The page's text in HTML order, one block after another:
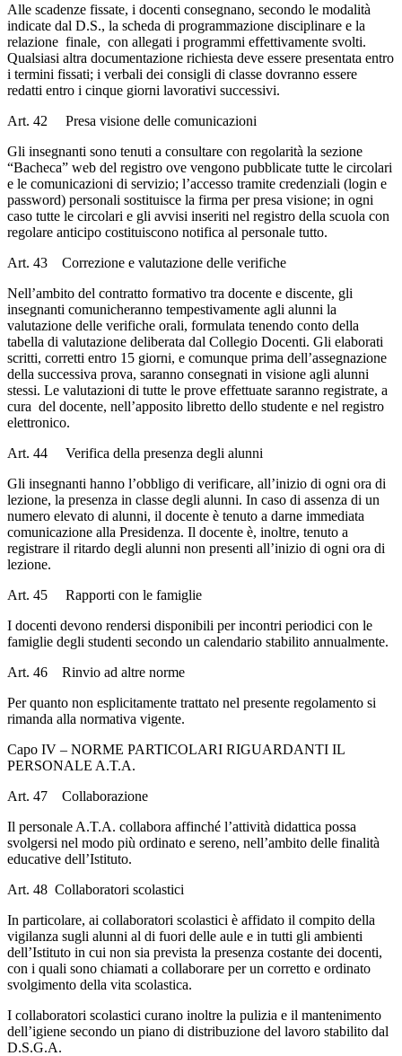
Alle scadenze fissate, i docenti consegnano, secondo le modalità
indicate dal D.S., la scheda di programmazione disciplinare e la
relazione finale, con allegati i programmi effettivamente svolti.
Qualsiasi altra documentazione richiesta deve essere presentata entro
i termini fissati; i verbali dei consigli di classe dovranno essere
redatti entro i cinque giorni lavorativi successivi.
Art. 42 Presa visione delle comunicazioni
Gli insegnanti sono tenuti a consultare con regolarità la sezione
“Bacheca” web del registro ove vengono pubblicate tutte le circolari
e le comunicazioni di servizio; l’accesso tramite credenziali (login e
password) personali sostituisce la firma per presa visione; in ogni
caso tutte le circolari e gli avvisi inseriti nel registro della scuola con
regolare anticipo costituiscono notifica al personale tutto.
Art. 43 Correzione e valutazione delle verifiche
Nell’ambito del contratto formativo tra docente e discente, gli
insegnanti comunicheranno tempestivamente agli alunni la
valutazione delle verifiche orali, formulata tenendo conto della
tabella di valutazione deliberata dal Collegio Docenti. Gli elaborati
scritti, corretti entro 15 giorni, e comunque prima dell’assegnazione
della successiva prova, saranno consegnati in visione agli alunni
stessi. Le valutazioni di tutte le prove effettuate saranno registrate, a
cura del docente, nell’apposito libretto dello studente e nel registro
elettronico.
Art. 44 Verifica della presenza degli alunni
Gli insegnanti hanno l’obbligo di verificare, all’inizio di ogni ora di
lezione, la presenza in classe degli alunni. In caso di assenza di un
numero elevato di alunni, il docente è tenuto a darne immediata
comunicazione alla Presidenza. Il docente è, inoltre, tenuto a
registrare il ritardo degli alunni non presenti all’inizio di ogni ora di
lezione.
Art. 45 Rapporti con le famiglie
I docenti devono rendersi disponibili per incontri periodici con le
famiglie degli studenti secondo un calendario stabilito annualmente.
Art. 46 Rinvio ad altre norme
Per quanto non esplicitamente trattato nel presente regolamento si
rimanda alla normativa vigente.
Capo IV – NORME PARTICOLARI RIGUARDANTI IL
PERSONALE A.T.A.
Art. 47 Collaborazione
Il personale A.T.A. collabora affinché l’attività didattica possa
svolgersi nel modo più ordinato e sereno, nell’ambito delle finalità
educative dell’Istituto.
Art. 48 Collaboratori scolastici
In particolare, ai collaboratori scolastici è affidato il compito della
vigilanza sugli alunni al di fuori delle aule e in tutti gli ambienti
dell’Istituto in cui non sia prevista la presenza costante dei docenti,
con i quali sono chiamati a collaborare per un corretto e ordinato
svolgimento della vita scolastica.
I collaboratori scolastici curano inoltre la pulizia e il mantenimento
dell’igiene secondo un piano di distribuzione del lavoro stabilito dal
D.S.G.A.